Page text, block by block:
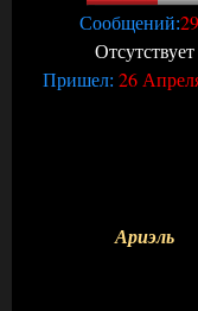
Сообщений:
Отсутствует
Пришел: 26
Ариэль